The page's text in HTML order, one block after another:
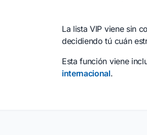
La lista VIP viene sin
decidiendo tú cuán
Esta función viene
internacional.